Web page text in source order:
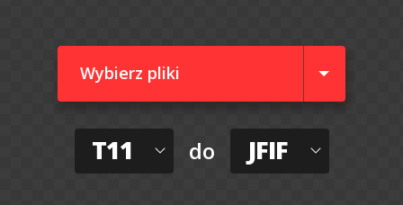
Wybierz pliki
T11 do JFIF